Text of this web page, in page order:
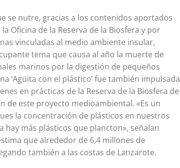
se nutre, gracias a los contenidos aportados
Oficina de la Reserva de la Biosfera y por
vinculadas al medio ambiente insular,
tema que causa al año la muerte de
marinos por la digestión de pequeños
‘Agüita con el plástico’ fue también impulsada
en prácticas de la Reserva de la Biosfera de
de este proyecto medioambiental. «Es un
la concentración de plásticos en nuestros
hay más plásticos que plancton», señalan
que alrededor de 6,4 millones de
también a las costas de Lanzarote.